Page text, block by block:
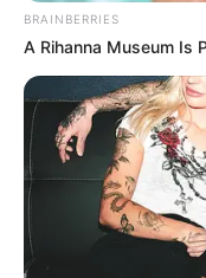
E-mail*
Mensagem*
BRAINBERRIES
A Rihanna Museum Is